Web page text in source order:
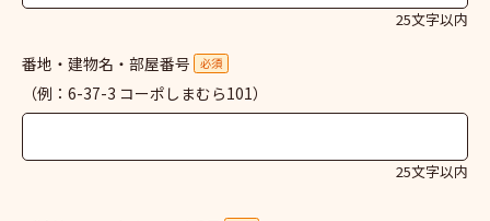
25文字以内
番地・建物名・部屋番号 必須
（例：6-37-3 コーポしまむら101）
25文字以内